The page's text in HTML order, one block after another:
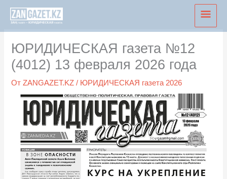
Перейти
содержимому
ЮРИДИЧЕСКАЯ газета №12
(4012) 13 февраля 2026 года
ОтZANGAZET.KZ/ ЮРИДИЧЕСКАЯ газета 2026